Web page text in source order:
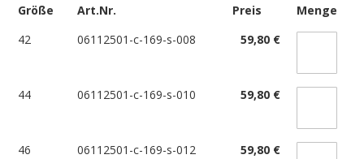
Größe Art.Nr. Preis
Menge
42
06112501-c-169-s-008 59,80 €
44 06112501-c-169-s-010 59,80 €
46 06112501-c-169-s-012 59,80 €